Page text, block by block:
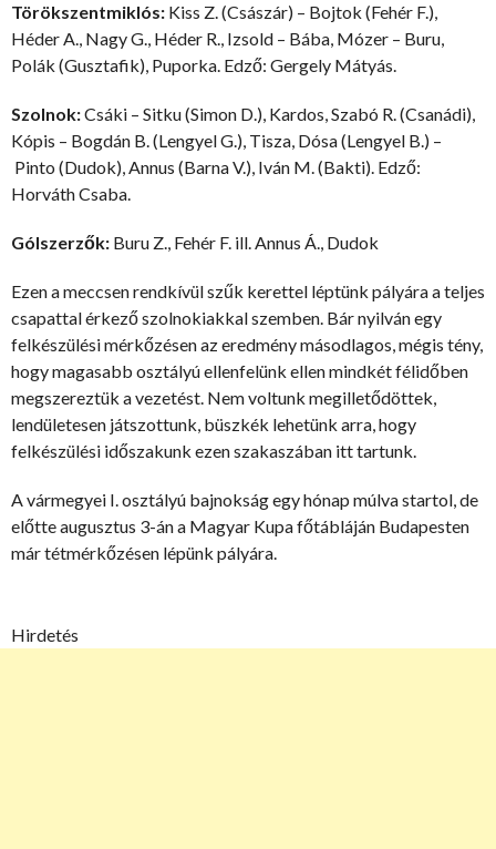
Törökszentmiklós: Kiss Z. (Császár) – Bojtok (Fehér F.),
Héder A., Nagy G., Héder R., Izsold – Bába, Mózer – Buru,
Polák (Gusztafik), Puporka. Edző: Gergely Mátyás.
Szolnok:Csáki – Sitku (Simon D.), Kardos, Szabó R. (Csanádi),
Kópis – Bogdán B. (Lengyel G.), Tisza, Dósa (Lengyel B.) –
Pinto (Dudok), Annus (Barna V.), Iván M. (Bakti). Edző:
Horváth Csaba.
Gólszerzők: Buru Z., Fehér F. ill. Annus Á., Dudok
Ezen a meccsen rendkívül szűk kerettel léptünk pályára a teljes
csapattal érkező szolnokiakkal szemben. Bár nyilván egy
felkészülési mérkőzésen az eredmény másodlagos, mégis tény,
hogy magasabb osztályú ellenfelünk ellen mindkét félidőben
megszereztük a vezetést. Nem voltunk megilletődöttek,
lendületesen játszottunk, büszkék lehetünk arra, hogy
felkészülési időszakunk ezen szakaszában itt tartunk.
A vármegyei I. osztályú bajnokság egy hónap múlva startol, de
előtte augusztus 3-án a Magyar Kupa főtábláján Budapesten
már tétmérkőzésen lépünk pályára.
Hirdetés